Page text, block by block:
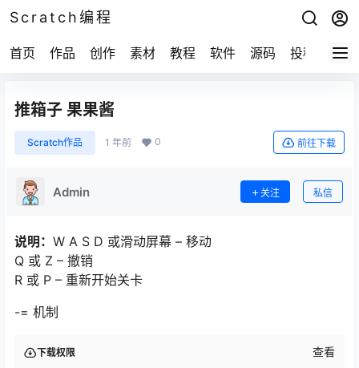
Scratch编程
首页 作品 创作 素材 教程 软件 源码 投稿 关于
推箱子 果果酱
Scratch作品 1 年前 0 前往下载
Admin 关注 私信
说明： W A S D 或滑动屏幕 – 移动
Q 或 Z – 撤销
R 或 P – 重新开始关卡
-= 机制
下载权限 查看